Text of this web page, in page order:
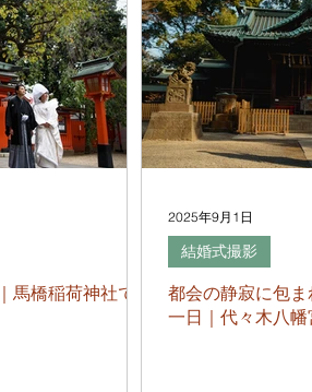
馬橋稲荷神社での
都会の静寂に包ま
一日｜代々木八
結婚式撮影
2025年9月1日